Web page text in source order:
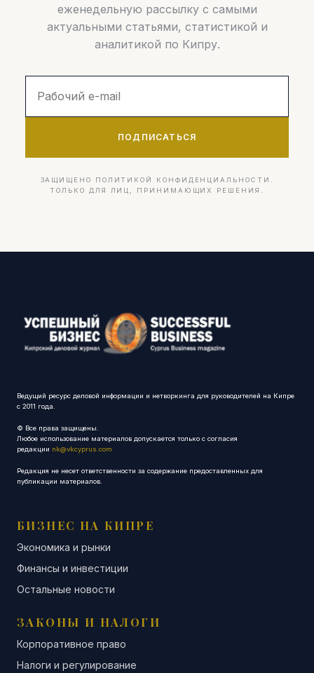
еженедельную рассылку с самыми
актуальными статьями, статистикой и
аналитикой по Кипру.
ПОДПИСАТЬСЯ
ЗАЩИЩЕНО ПОЛИТИКОЙ КОНФИДЕНЦИАЛЬНОСТИ.
ТОЛЬКО ДЛЯ ЛИЦ, ПРИНИМАЮЩИХ РЕШЕНИЯ.
Ведущий ресурс деловой информации и нетворкинга для руководителей на Кипре
с 2011 года.
© Все права защищены.
Любое использование материалов допускается только с согласия
редакции nk@vkcyprus.com
Редакция не несет ответственности за содержание предоставленных для
публикации материалов.
БИЗНЕС НА КИПРЕ
Экономика и рынки
Финансы и инвестиции
Остальные новости
ЗАКОНЫ И НАЛОГИ
Корпоративное право
Налоги и регулирование